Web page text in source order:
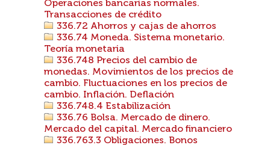
Operaciones bancarias normales.
Transacciones de crédito
336.72 Ahorros y cajas de ahorros
336.74 Moneda. Sistema monetario.
Teoría monetaria
336.748 Precios del cambio de
monedas. Movimientos de los precios de
cambio. Fluctuaciones en los precios de
cambio. Inflación. Deflación
336.748.4 Estabilización
336.76 Bolsa. Mercado de dinero.
Mercado del capital. Mercado financiero
336.763.3 Obligaciones. Bonos